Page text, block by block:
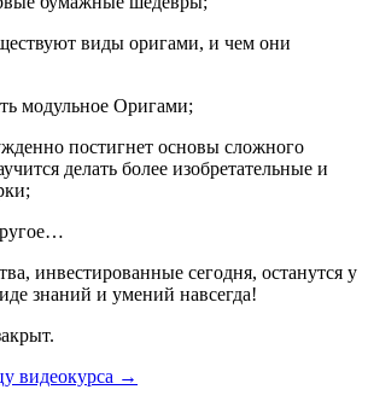
виды оригами, и чем они
модульное Оригами;
постигнет основы сложного
делать более изобретательные и
инвестированные сегодня, останутся у
знаний и умений навсегда!
видеокурса →